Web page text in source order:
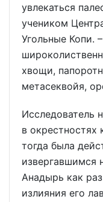
увлекаться
учеником
Угольные Копи.
хвощи,
метасеквойя,
Исследователь
в окрестностях
тогда была
извергавшимся
Анадырь как
излияния его